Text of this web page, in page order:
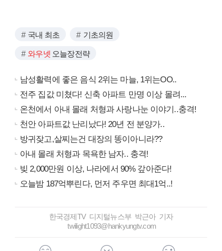
국내 최초 기초의원
와우넷 오늘장전략
남성활력에 좋은 음식 2위는 마늘, 1위는OO..
전주 집값 미쳤다! 신축 아파트 만명 이상 몰려...
온천에서 아내 몰래 처형과 사랑나눈 이야기..충격!
천안 아파트값 난리났다! 20년 전 분양가..
방귀잦고,살찌는건 대장의 똥이아니라??
아내 몰래 처형과 목욕한 남자.. 충격!
빚 2,000만원 이상, 나라에서 90% 갚아준다!
오늘밤 187억뿌린다, 먼저 주우면 최대1억..!
한국경제TV 디지털뉴스부 박근아 기자
twilight1093@hankyungtv.com